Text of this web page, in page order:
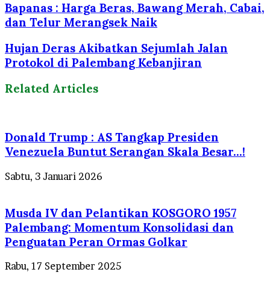
Bapanas : Harga Beras, Bawang Merah, Cabai,
dan Telur Merangsek Naik
Hujan Deras Akibatkan Sejumlah Jalan
Protokol di Palembang Kebanjiran
Related Articles
Donald Trump : AS Tangkap Presiden
Venezuela Buntut Serangan Skala Besar…!
Sabtu, 3 Januari 2026
Musda IV dan Pelantikan KOSGORO 1957
Palembang: Momentum Konsolidasi dan
Penguatan Peran Ormas Golkar
Rabu, 17 September 2025